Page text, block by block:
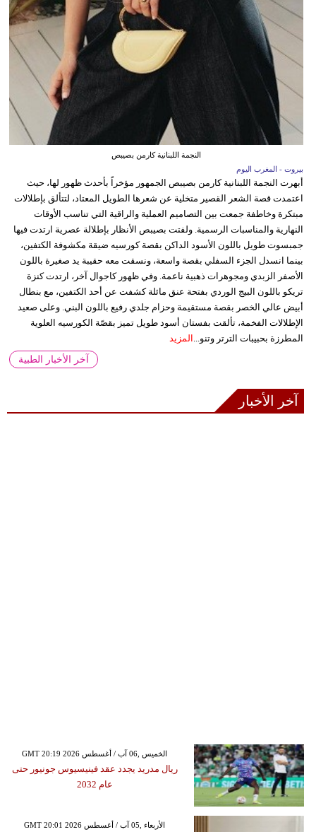
النجمة اللبنانية كارمن بصيبص
بيروت - المغرب اليوم
أبهرت النجمة اللبنانية كارمن بصيبص الجمهور مؤخراً بأحدث ظهور لها، حيث
اعتمدت قصة الشعر القصير متخلية عن شعرها الطويل المعتاد، لتتألق بإطلالات
مبتكرة وخاطفة جمعت بين التصاميم العملية والراقية التي تناسب الأوقات
النهارية والمناسبات الرسمية. ولفتت بصيبص الأنظار بإطلالة عصرية ارتدت فيها
جمبسوت طويل باللون الأسود الداكن بقصة كورسيه ضيقة مكشوفة الكتفين،
بينما انسدل الجزء السفلي بقصة واسعة، ونسقت معه حقيبة يد صغيرة باللون
الأصفر الزبدي ومجوهرات ذهبية ناعمة. وفي ظهور كاجوال آخر، ارتدت كنزة
تريكو باللون البيج الوردي بفتحة عنق مائلة كشفت عن أحد الكتفين، مع بنطال
أبيض عالي الخصر بقصة مستقيمة وحزام جلدي رفيع باللون البني. وعلى صعيد
الإطلالات الفخمة، تألقت بفستان أسود طويل تميز بقصّة الكورسيه العلوية
المطرزة بحبيبات الترتر وتنو...
المزيد
آخر الأخبار الطبية
آخر الأخبار
GMT 20:19 2026 الخميس ,06 آب / أغسطس
ريال مدريد يجدد عقد فينيسيوس جونيور حتى
عام 2032
GMT 20:01 2026 الأربعاء ,05 آب / أغسطس